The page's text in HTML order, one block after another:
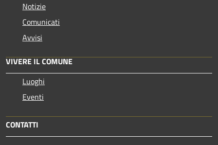
Notizie
Comunicati
Avvisi
VIVERE IL COMUNE
Luoghi
Eventi
CONTATTI